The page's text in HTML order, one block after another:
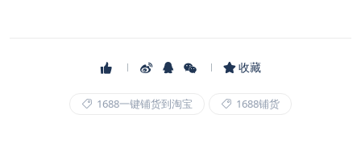
收藏
1688一键铺货到淘宝 1688铺货